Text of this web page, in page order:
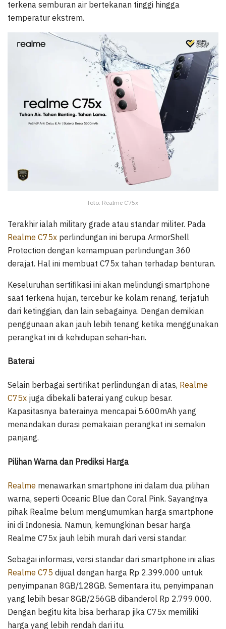
terkena semburan air bertekanan tinggi hingga
temperatur ekstrem.
foto: Realme C75x
Terakhir ialah military grade atau standar militer. Pada
Realme C75x perlindungan ini berupa ArmorShell
Protection dengan kemampuan perlindungan 360
derajat. Hal ini membuat C75x tahan terhadap benturan.
Keseluruhan sertifikasi ini akan melindungi smartphone
saat terkena hujan, tercebur ke kolam renang, terjatuh
dari ketinggian, dan lain sebagainya. Dengan demikian
penggunaan akan jauh lebih tenang ketika menggunakan
perangkat ini di kehidupan sehari-hari.
Baterai
Selain berbagai sertifikat perlindungan di atas, Realme
C75x juga dibekali baterai yang cukup besar.
Kapasitasnya baterainya mencapai 5.600mAh yang
menandakan durasi pemakaian perangkat ini semakin
panjang.
Pilihan Warna dan Prediksi Harga
Realme menawarkan smartphone ini dalam dua pilihan
warna, seperti Oceanic Blue dan Coral Pink. Sayangnya
pihak Realme belum mengumumkan harga smartphone
ini di Indonesia. Namun, kemungkinan besar harga
Realme C75x jauh lebih murah dari versi standar.
Sebagai informasi, versi standar dari smartphone ini alias
Realme C75 dijual dengan harga Rp 2.399.000 untuk
penyimpanan 8GB/128GB. Sementara itu, penyimpanan
yang lebih besar 8GB/256GB dibanderol Rp 2.799.000.
Dengan begitu kita bisa berharap jika C75x memiliki
harga yang lebih rendah dari itu.